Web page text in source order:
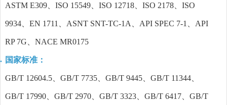
ASTM E309、ISO 15549、ISO 12718、ISO 2178、ISO
9934、EN 1711、ASNT SNT-TC-1A、API SPEC 7-1、API
RP 7G、NACE MR0175
国家标准：
GB/T 12604.5、GB/T 7735、GB/T 9445、GB/T 11344、
GB/T 17990、GB/T 2970、GB/T 3323、GB/T 6417、GB/T